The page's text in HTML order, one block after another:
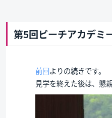
第5回ピーチアカデミ
前回よりの続きです。
見学を終えた後は、懇